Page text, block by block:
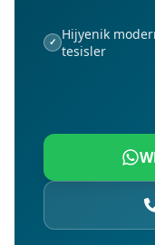
✓ Hijyenik
tesisler